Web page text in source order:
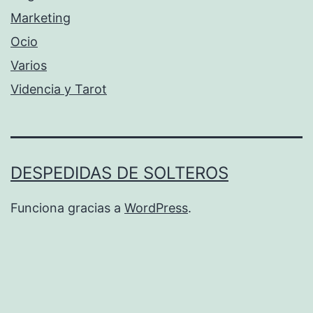
Marketing
Ocio
Varios
Videncia y Tarot
DESPEDIDAS DE SOLTEROS
Funciona gracias a WordPress.